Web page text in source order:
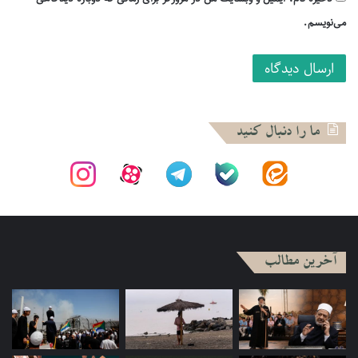
ایرانی تبار از عراق اخراج می شوند.
در هر صورت اگر در دورۀ قبل از به طور خاص صدام، جامعه شیعی
نسبت خودش را با مرجعیت یک نسبت کاملا ولاء و فرمان برداری
با توجه به دو مولفه ورود اندیشه های مدرن و اندیشه های
نظام های ضد شیعی در عراق مدرن، در میان نخبگان و توده های
است و آن این است که از نهاد دین و مرجعیت توقع ایفای نقش
کشتار چند صد هزار نفری و منزوی شدگی اکثریت جامعه چرا
مرجعیت آن نقش حمایتگرایانه خودش را در قبال مردم ایفا نمی
کند؟ چرا مرجعیت سکوت می کند؟
اینجا کاری به درست یا غلط بودن این درخواست و صواب یا
می‌نویسم.
ما را دنبال کنید
آخرین مطالب